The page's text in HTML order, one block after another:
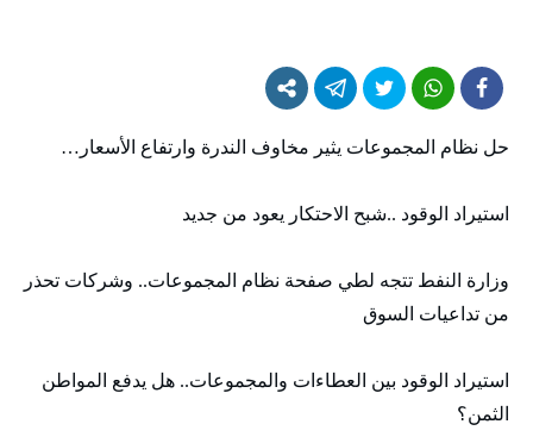
حل نظام المجموعات يثير مخاوف الندرة وارتفاع الأسعار…
استيراد الوقود ..شبح الاحتكار يعود من جديد
وزارة النفط تتجه لطي صفحة نظام المجموعات.. وشركات تحذر
من تداعيات السوق
استيراد الوقود بين العطاءات والمجموعات.. هل يدفع المواطن
الثمن؟